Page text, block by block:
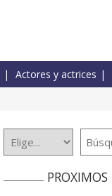
Actores y actrices
PROXIMOS